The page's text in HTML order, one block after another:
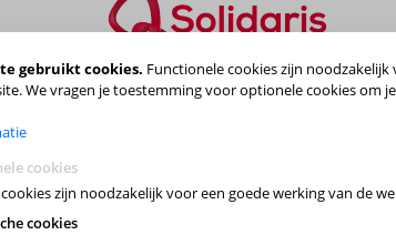
Maak je keuze
gebruikt cookies. Functionele cookies zijn
We vragen je toestemming voor optionele cookies om
cookies
zijn noodzakelijk voor een goede werking van de
cookies